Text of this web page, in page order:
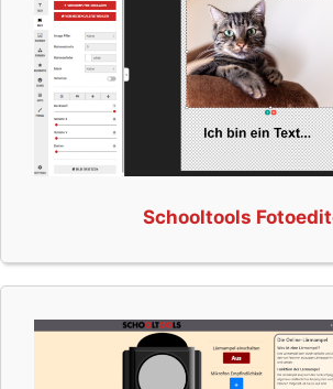
Schooltools